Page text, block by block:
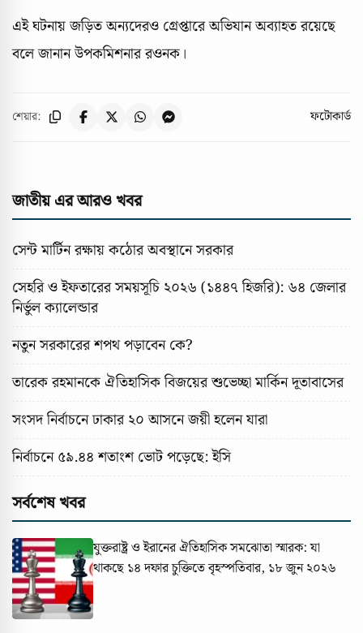
এই ঘটনায় জড়িত অন্যদেরও গ্রেপ্তারে অভিযান অব্যাহত রয়েছে
বলে জানান উপকমিশনার রওনক।
শেয়ার: ফটোকার্ড
জাতীয় এর আরও খবর
সেন্ট মার্টিন রক্ষায় কঠোর অবস্থানে সরকার
সেহরি ও ইফতারের সময়সূচি ২০২৬ (১৪৪৭ হিজরি): ৬৪ জেলার
নির্ভুল ক্যালেন্ডার
নতুন সরকারের শপথ পড়াবেন কে?
তারেক রহমানকে ঐতিহাসিক বিজয়ের শুভেচ্ছা মার্কিন দূতাবাসের
সংসদ নির্বাচনে ঢাকার ২০ আসনে জয়ী হলেন যারা
নির্বাচনে ৫৯.৪৪ শতাংশ ভোট পড়েছে: ইসি
সর্বশেষ খবর
যুক্তরাষ্ট্র ও ইরানের ঐতিহাসিক সমঝোতা স্মারক: যা
থাকছে ১৪ দফার চুক্তিতেবৃহস্পতিবার, ১৮ জুন ২০২৬